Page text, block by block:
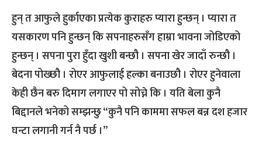
हुन् त आफुले हुर्काएका प्रत्येक कुराहरु प्यारा हुन्छन् । प्यारा त
यसकारण पनि हुन्छन् कि सपनाहरुसँग हाम्रा भावना जोडिएको
हुन्छन् । सपना पुरा हुँदा खुशी बन्छौ । सपना खेर जादाँ रुन्छौ ।
बेदना पोख्छौ । रोएर आफुलाई हल्का बनाउछौ । रोएर हुनेवाला
केही छैन बरु दिमाग लगाएर पो सोच्ने कि । यति बेला कुनै
बिद्दानले भनेको सम्झन्छु “कुनै पनि काममा सफल बन्न दश हजार
घन्टा लगानी गर्न नै पर्छ ।”